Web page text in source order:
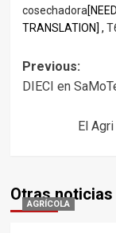
cosechadora
TRANSLATION] ,
Post
Previous:
DIECI en
El
Otras noticias
AGRÍCOLA